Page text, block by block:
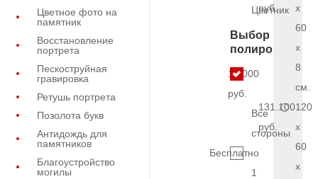
Цветное фото на
памятник
Восстановление
портрета
Пескоструйная
гравировка
Ретушь портрета
Позолота букв
Антидождь для
памятников
Благоустройство
могилы
Цветник
Выбор
полировки
13.000
руб.
Все
стороны
Бесплатно
1
руб.
x
60
x
8
см.
131.100
руб.
120
x
60
x